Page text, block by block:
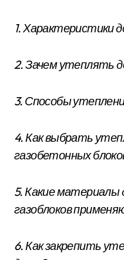
1. Характеристики
2. Зачем утеплять
3. Способы
4. Как выбрать
газобетонных
5. Какие материалы
газоблоков
6. Как закрепить